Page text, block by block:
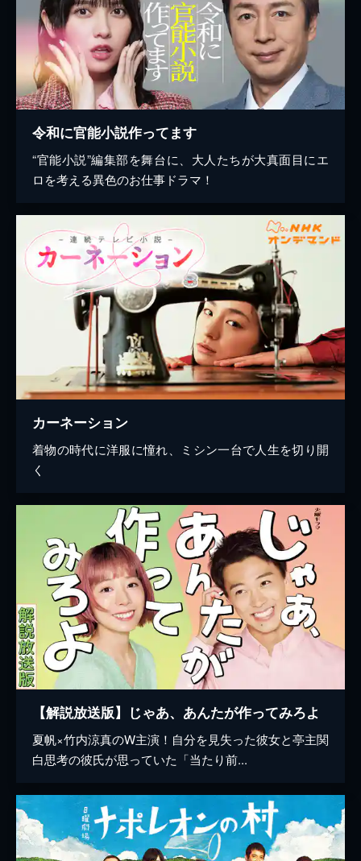
令和に官能小説作ってます
“官能小説”編集部を舞台に、大人たちが大真面目にエ
ロを考える異色のお仕事ドラマ！
カーネーション
着物の時代に洋服に憧れ、ミシン一台で人生を切り開
く
【解説放送版】じゃあ、あんたが作ってみろよ
夏帆×竹内涼真のW主演！自分を見失った彼女と亭主関
白思考の彼氏が思っていた「当たり前...